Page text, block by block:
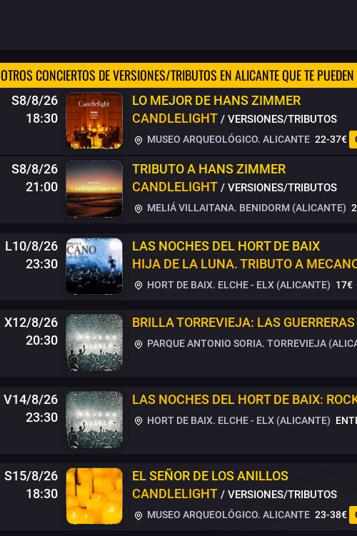
OTROS CONCIERTOS DE VERSIONES/TRIBUTOS EN ALICANTE QUE TE
S8/8/26
18:30
LO MEJOR DE HANS ZIMMER
CANDLELIGHT / VERSIONES/TRIBUTOS
MUSEO ARQUEOLÓGICO. ALICANTE 22-37€
S8/8/26
21:00
TRIBUTO A HANS ZIMMER
CANDLELIGHT / VERSIONES/TRIBUTOS
MELIÁ VILLAITANA. BENIDORM (ALICANTE)
L10/8/26
23:30
LAS NOCHES DEL HORT DE BAIX
HIJA DE LA LUNA. TRIBUTO A
HORT DE BAIX. ELCHE - ELX (ALICANTE) 17€
X12/8/26
20:30
BRILLA TORREVIEJA: LAS
PARQUE ANTONIO SORIA. TORREVIEJA
V14/8/26
23:30
LAS NOCHES DEL HORT DE BAIX:
HORT DE BAIX. ELCHE - ELX (ALICANTE)
S15/8/26
18:30
EL SEÑOR DE LOS ANILLOS
CANDLELIGHT / VERSIONES/TRIBUTOS
MUSEO ARQUEOLÓGICO. ALICANTE 23-38€